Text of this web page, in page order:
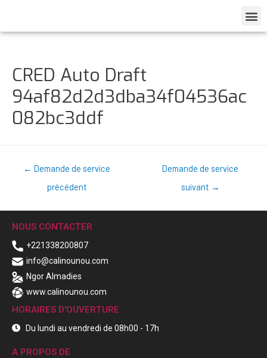
CRED Auto Draft
94af82d2d3dba34f04536ac
082bc3ddf
← Demande de service
précédent
Demande de service
suivant →
NOUS CONTACTER
+221338200807
info@calinounou.com
Ngor Almadies
www.calinounou.com
HORAIRES D'OUVERTURE
Du lundi au vendredi de 08h00 - 17h
A PROPOS DE